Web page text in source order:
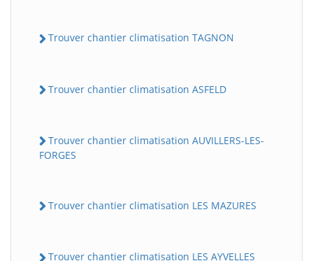
Trouver chantier climatisation TAGNON
Trouver chantier climatisation ASFELD
Trouver chantier climatisation AUVILLERS-LES-
FORGES
Trouver chantier climatisation LES MAZURES
Trouver chantier climatisation LES AYVELLES